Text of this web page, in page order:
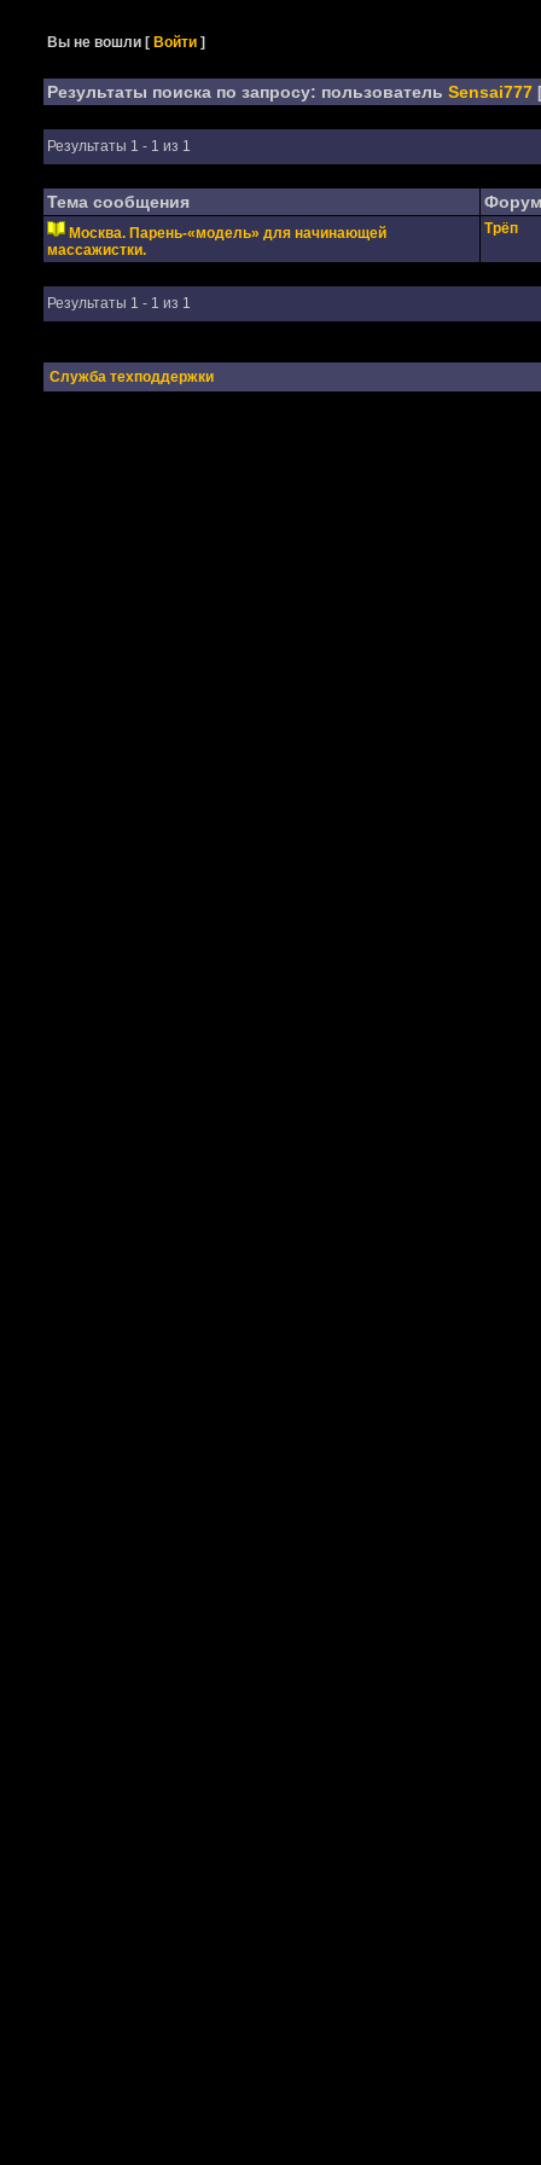
Вы не вошли [Войти ]
Результаты поиска по запросу: пользователь Sensai777[
Результаты 1 - 1 из 1
Тема сообщения Форум
Москва. Парень-«модель» для начинающей
массажистки.
Трёп
Результаты 1 - 1 из 1
Служба техподдержки